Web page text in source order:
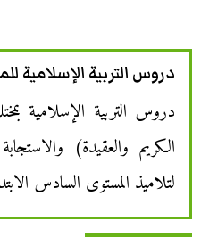
دروس التربية الإسلامية
دروس التربية الإسلامية
الكريم والعقيدة)
لتلاميذ المستوى السادس